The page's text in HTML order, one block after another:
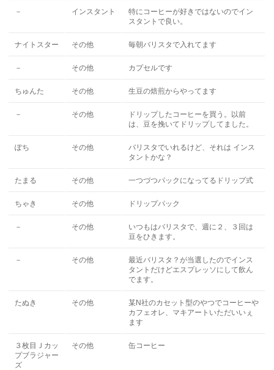
－ インスタント
特にコーヒーが好きではないのでイン
スタントで良い。
ナイトスター その他 毎朝バリスタで入れてます
－ その他 カプセルです
ちゅんた その他 生豆の焙煎からやってます
－ その他
ドリップしたコーヒーを買う。以前
は、豆を挽いてドリップしてました。
ぽち その他
バリスタでいれるけど、それは インス
タントかな？
たまる その他 一つづつパックになってるドリップ式
ちゃき その他 ドリップパック
－ その他
いつもはバリスタで、週に２、３回は
豆をひきます。
－ その他
最近バリスタ？が当選したのでインス
タントだけどエスプレッソにして飲ん
でます。
たぬき その他
某N社のカセット型のやつでコーヒーや
カフェオレ、マキアートいただいいぇ
ます
３枚目Ｊカッ
プブラジャー
ズ
その他 缶コーヒー